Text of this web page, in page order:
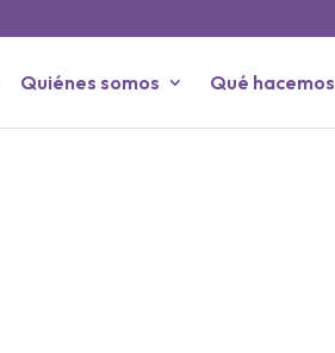
Quiénes somos Qué hacemos